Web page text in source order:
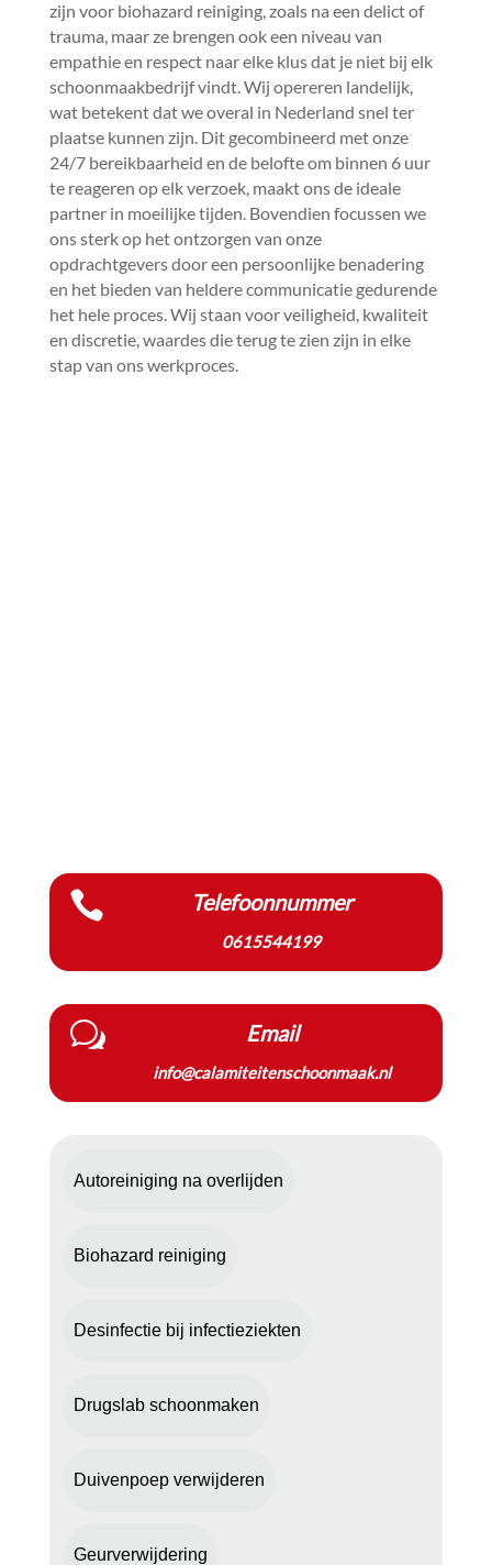
zijn voor biohazard reiniging, zoals na een delict of
trauma, maar ze brengen ook een niveau van
empathie en respect naar elke klus dat je niet bij elk
schoonmaakbedrijf vindt.​ Wij opereren landelijk,
wat betekent dat we overal in Nederland snel ter
plaatse kunnen zijn.​ Dit gecombineerd met onze
24/7 bereikbaarheid en de belofte om binnen 6 uur
te reageren op elk verzoek, maakt ons de ideale
partner in moeilijke tijden.​ Bovendien focussen we
ons sterk op het ontzorgen van onze
opdrachtgevers door een persoonlijke benadering
en het bieden van heldere communicatie gedurende
het hele proces.​ Wij staan voor veiligheid, kwaliteit
en discretie, waardes die terug te zien zijn in elke
stap van ons werkproces.​
 Telefoonnummer
0615544199
w Email
info@calamiteitenschoonmaak.nl
Autoreiniging na overlijden
Biohazard reiniging
Desinfectie bij infectieziekten
Drugslab schoonmaken
Duivenpoep verwijderen
Geurverwijdering